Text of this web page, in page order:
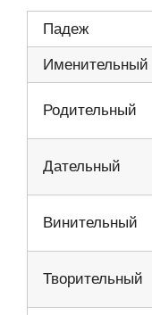
Падеж
Именительный
Родительный
Дательный
Винительный
Творительный